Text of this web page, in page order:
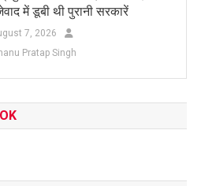
में डूबी थी पुरानी सरकारें
7, 2026
Pratap Singh